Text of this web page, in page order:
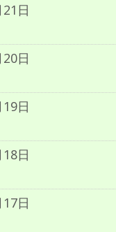
日
日
日
日
日